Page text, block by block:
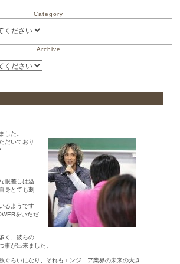
Category
Archive
した。
だいており
眼差しは溢
身とても刺
るようです
をいただ
く、彼らの
事が出来ました。
ぐらいになり、それもエンジニア業界の未来の大き